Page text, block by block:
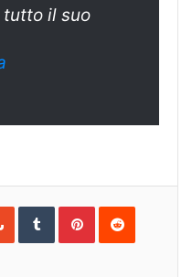
il suo
StumbleUpon
TumblrPinterestReddit